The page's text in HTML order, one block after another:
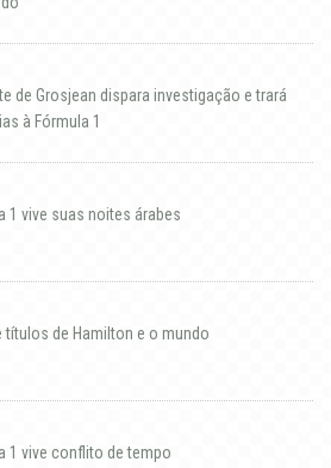
de Grosjean dispara investigação e trará
à Fórmula 1
1 vive suas noites árabes
títulos de Hamilton e o mundo
1 vive conflito de tempo